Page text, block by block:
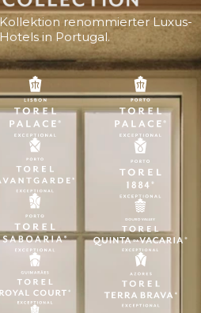
renommierter Luxus-
in Portugal.